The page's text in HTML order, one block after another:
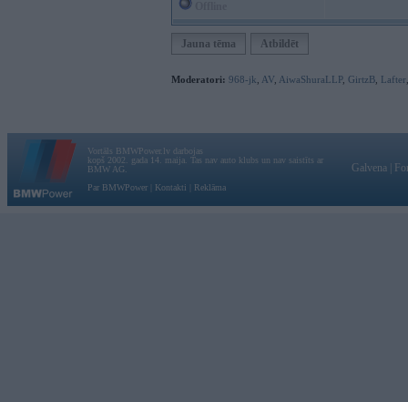
Jauna tēma Atbildēt
Moderatori: 968-jk AV AiwaShuraLLP, GirtzB Lafter
Vortāls BMWPower.lv darbojas
kopš 2002. gada 14. maija. Tas nav auto klubs un nav saistīts ar
BMW AG.
Par BMWPower
Kontakti Reklāma
Galvena